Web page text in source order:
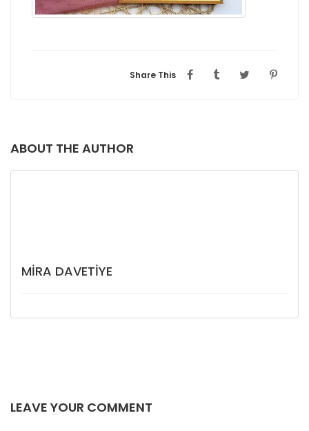
Share This
ABOUT THE AUTHOR
MIRA DAVETIYE
LEAVE YOUR COMMENT